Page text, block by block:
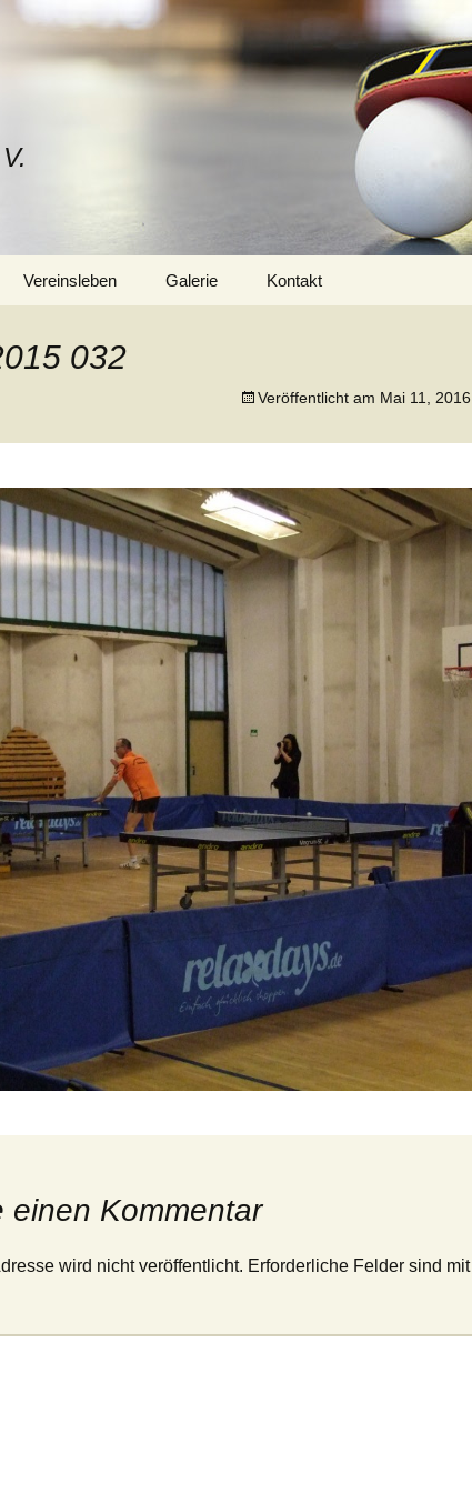
Vereinsleben Galerie Kontakt
032
Veröffentlicht am Mai 11, 2016
einen Kommentar
wird nicht veröffentlicht. Erforderliche Felder sind mit